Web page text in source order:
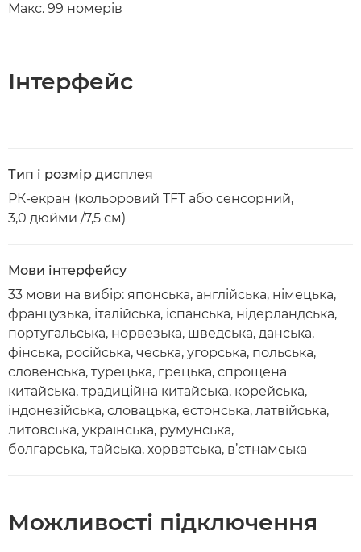
Макс. 99 номерів
Інтерфейс
Тип і розмір дисплея
РК-екран (кольоровий TFT або сенсорний,
3,0 дюйми /7,5 см)
Мови інтерфейсу
33 мови на вибір: японська, англійська, німецька,
французька, італійська, іспанська, нідерландська,
португальська, норвезька, шведська, данська,
фінська, російська, чеська, угорська, польська,
словенська, турецька, грецька, спрощена
китайська, традиційна китайська, корейська,
індонезійська, словацька, естонська, латвійська,
литовська, українська, румунська,
болгарська, тайська, хорватська, в’єтнамська
Можливості підключення